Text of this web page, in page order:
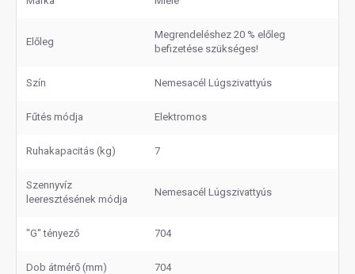
Előleg
Megrendeléshez 20 % előleg
befizetése szükséges!
Szín Nemesacél Lúgszivattyús
Fűtés módja Elektromos
Ruhakapacitás (kg) 7
Szennyvíz
leeresztésének módja
Nemesacél Lúgszivattyús
"G" tényező 704
Dob átmérő (mm) 704